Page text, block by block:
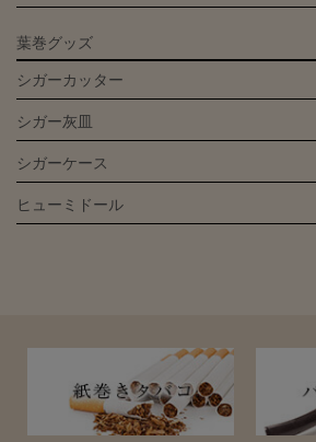
葉巻グッズ
シガーカッター
シガー灰皿
シガーケース
ヒューミドール